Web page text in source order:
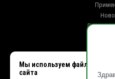
Доставка
г. Иркутск ул.
Мы используем файлы
сайта